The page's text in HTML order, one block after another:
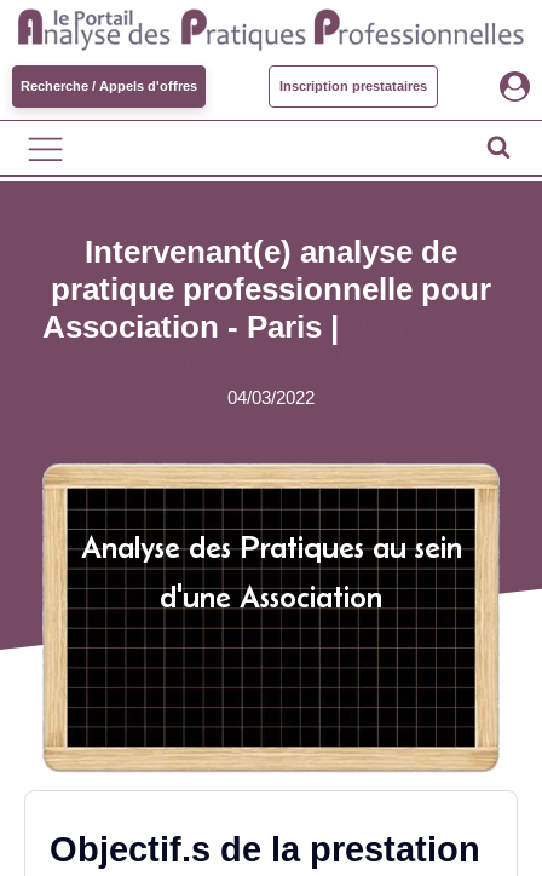
Recherche / Appels d'offres Inscription prestataires
Intervenant(e) analyse de
pratique professionnelle pour
Association - Paris |
04/03/2022
Analyse des Pratiques au sein
d'une Association
Objectif.s de la prestation